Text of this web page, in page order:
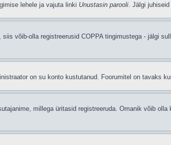
lehele ja vajuta linki Unustasin parooli. Jälgi
võib-olla registreerusid COPPA tingimustega - jälgi
on su konto kustutanud. Foorumitel on tavaks
millega üritasid registreeruda. Omanik võib